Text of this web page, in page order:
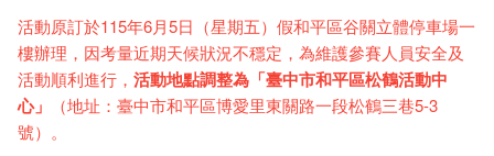
活動原訂於115年6月5日（星期五）假和平區谷關立體停車場一
樓辦理，因考量近期天候狀況不穩定，為維護參賽人員安全及
活動順利進行， 活動地點調整為「臺中市和平區松鶴活動中
心」
（地址：臺中市和平區博愛里東關路一段松鶴三巷5-3
號）。